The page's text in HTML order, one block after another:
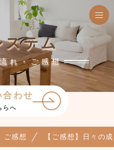
ステム
れ・ご感想
合わせ
らへ
ご感想 【ご感想】日々の